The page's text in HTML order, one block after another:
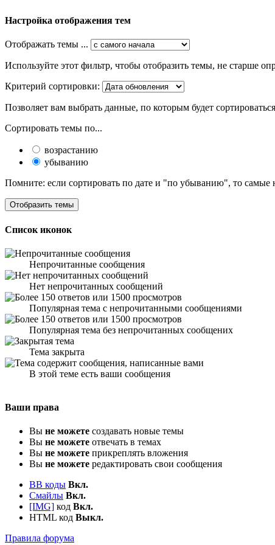
Настройка отображения тем
Отображать темы ...
Используйте этот фильтр, чтобы отобразить темы, не старше
Критерий сортировки:
Позволяет вам выбрать данные, по которым будет
Сортировать темы по...
возрастанию
убыванию
Помните: если сортировать по дате и "по убыванию", то самые
Список иконок
Непрочитанные сообщения
Нет непрочитанных сообщений
Популярная тема с непрочитанными сообщениями
Популярная тема без непрочитанных сообщених
Тема закрыта
В этой теме есть ваши сообщения
Ваши права
Вы не можете создавать новые темы
Вы не можете отвечать в темах
Вы не можете прикреплять вложения
Вы не можете редактировать свои сообщения
BB коды Вкл.
Смайлы Вкл.
[IMG] код Вкл.
HTML код Выкл.
Правила форума